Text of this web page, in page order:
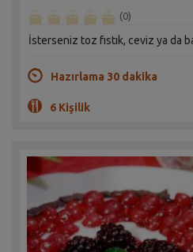
(0)
İsterseniz toz fıstık, ceviz ya da
Hazırlama 30 dakika
6 Kişilik